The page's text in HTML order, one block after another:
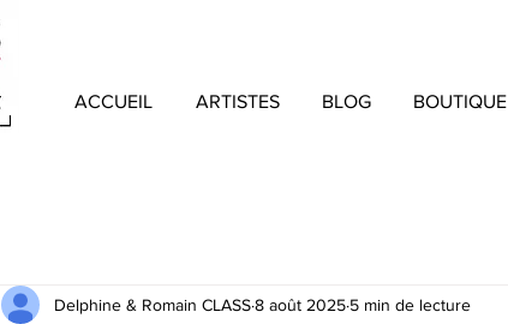
ACCUEIL ARTISTES BLOG BOUTIQUE
Delphine & Romain CLASS8 août 2025 5 min de lecture